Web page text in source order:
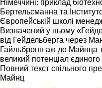
Німеччині: приклад
Бертельсманна та
Європейській школі
Визначений у ньому
від Гейдельберга через
Гайльбронн аж до Майнца
великий потенціал
Повний текст спільного
Майнц